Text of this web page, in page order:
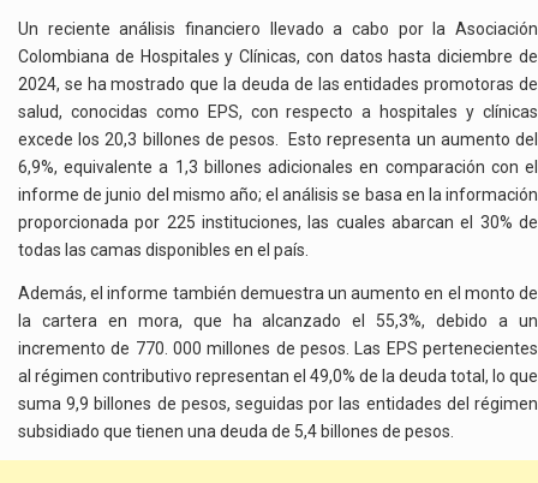
Un reciente análisis financiero llevado a cabo por la Asociación
Colombiana de Hospitales y Clínicas, con datos hasta diciembre de
2024, se ha mostrado que la deuda de las entidades promotoras de
salud, conocidas como EPS, con respecto a hospitales y clínicas
excede los 20,3 billones de pesos. Esto representa un aumento del
6,9%, equivalente a 1,3 billones adicionales en comparación con el
informe de junio del mismo año; el análisis se basa en la información
proporcionada por 225 instituciones, las cuales abarcan el 30% de
todas las camas disponibles en el país.
Además, el informe también demuestra un aumento en el monto de
la cartera en mora, que ha alcanzado el 55,3%, debido a un
incremento de 770. 000 millones de pesos. Las EPS pertenecientes
al régimen contributivo representan el 49,0% de la deuda total, lo que
suma 9,9 billones de pesos, seguidas por las entidades del régimen
subsidiado que tienen una deuda de 5,4 billones de pesos.